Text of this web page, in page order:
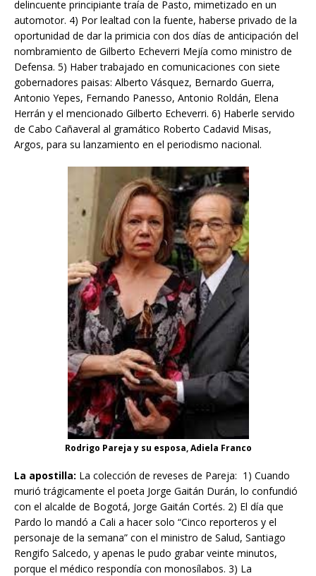
delincuente principiante traía de Pasto, mimetizado en un
automotor. 4) Por lealtad con la fuente, haberse privado de la
oportunidad de dar la primicia con dos días de anticipación del
nombramiento de Gilberto Echeverri Mejía como ministro de
Defensa. 5) Haber trabajado en comunicaciones con siete
gobernadores paisas: Alberto Vásquez, Bernardo Guerra,
Antonio Yepes, Fernando Panesso, Antonio Roldán, Elena
Herrán y el mencionado Gilberto Echeverri. 6) Haberle servido
de Cabo Cañaveral al gramático Roberto Cadavid Misas,
Argos, para su lanzamiento en el periodismo nacional.
Rodrigo Pareja y su esposa, Adiela Franco
La apostilla: La colección de reveses de Pareja: 1) Cuando
murió trágicamente el poeta Jorge Gaitán Durán, lo confundió
con el alcalde de Bogotá, Jorge Gaitán Cortés. 2) El día que
Pardo lo mandó a Cali a hacer solo “Cinco reporteros y el
personaje de la semana” con el ministro de Salud, Santiago
Rengifo Salcedo, y apenas le pudo grabar veinte minutos,
porque el médico respondía con monosílabos. 3) La